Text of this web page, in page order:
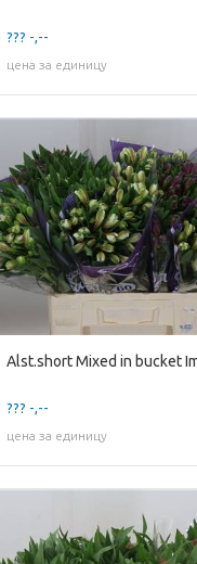
??? -,--
цена за единицу
??? -,--
цена за единицу